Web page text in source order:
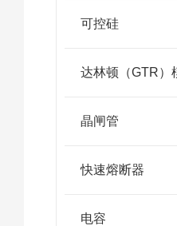
可控硅
达林顿（GTR）
晶闸管
快速熔断器
电容